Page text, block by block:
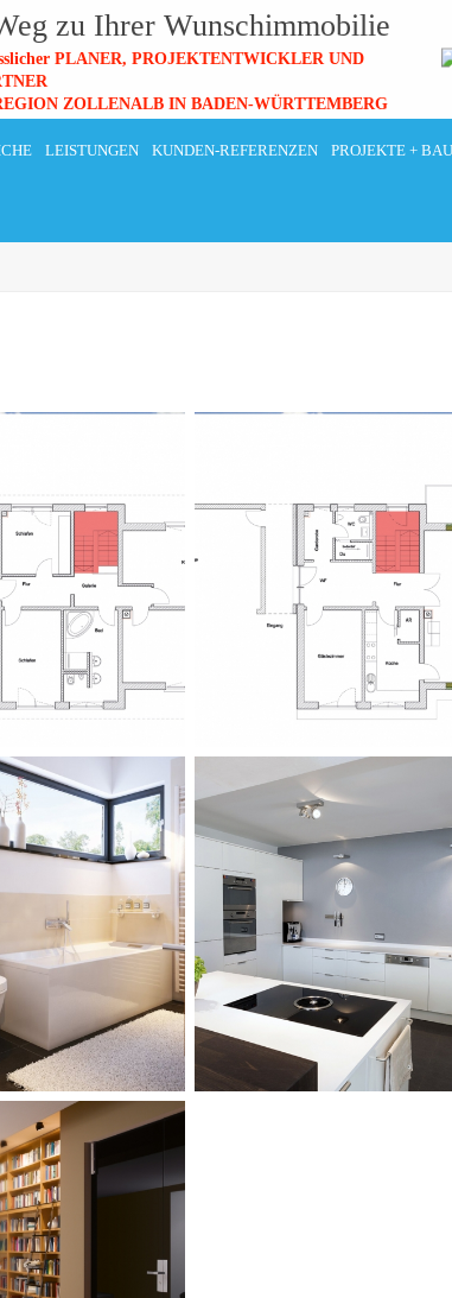
zu Ihrer Wunschimmobilie
PLANER, PROJEKTENTWICKLER UND
ZOLLENALB IN BADEN-WÜRTTEMBERG
LEISTUNGEN KUNDEN-REFERENZEN PROJEKTE +